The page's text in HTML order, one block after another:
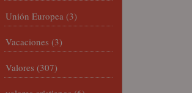
Unión Europea (3)
Vacaciones (3)
Valores (307)